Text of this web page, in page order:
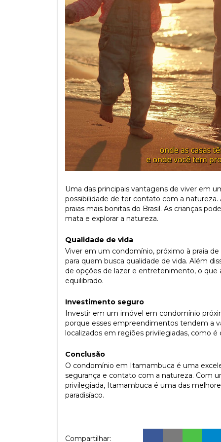
Uma das principais vantagens de viver em
possibilidade de ter contato com a
praias mais bonitas do Brasil. As crianças
mata e explorar a natureza.
Qualidade de vida
Viver em um condomínio, próximo à praia
para quem busca qualidade de vida. Além
de opções de lazer e entretenimento, o que
equilibrado.
Investimento seguro
Investir em um imóvel em condomínio
porque esses empreendimentos tendem a
localizados em regiões privilegiadas, como
Conclusão
O condomínio em Itamambuca é uma
segurança e contato com a natureza. Com
privilegiada, Itamambuca é uma das
paradisíaco.
Compartilhar: